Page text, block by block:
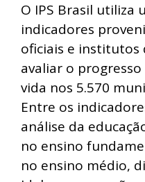
O IPS Brasil utiliza
indicadores
oficiais e institutos
avaliar o
vida nos 5.570
Entre os
análise da
no ensino
no ensino médio,